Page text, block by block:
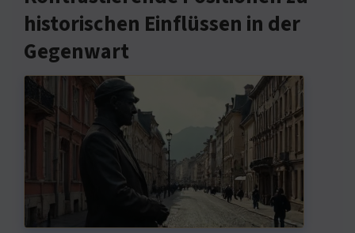
historischen Einflüssen in der
Gegenwart